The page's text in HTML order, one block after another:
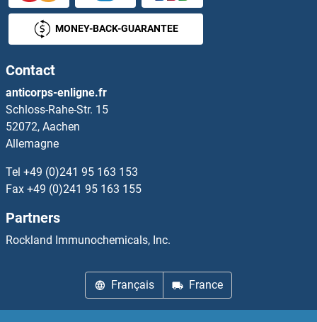
ZCCHC6 Protéines
ZCCHC8 Protéines
ZCRB1 Protéines
ZDHHC13 Protéines
ZDHHC17 Protéines
ZDHHC8 Protéines
ZDHHC9 Protéines
MONEY-BACK-GUARANTEE
Contact
anticorps-enligne.fr
Schloss-Rahe-Str. 15
52072, Aachen
Allemagne
Tel +49 (0)241 95 163 153
Fax +49 (0)241 95 163 155
Partners
Rockland Immunochemicals, Inc.
Français France